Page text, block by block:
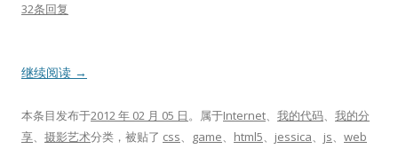
32条回复
继续阅读 →
本条目发布于2012 年 02 月 05 日。属于Internet、 我的代码、 我的分
享、 摄影艺术分类，被贴了 css、 game、 html5、 jessica、 js、 web